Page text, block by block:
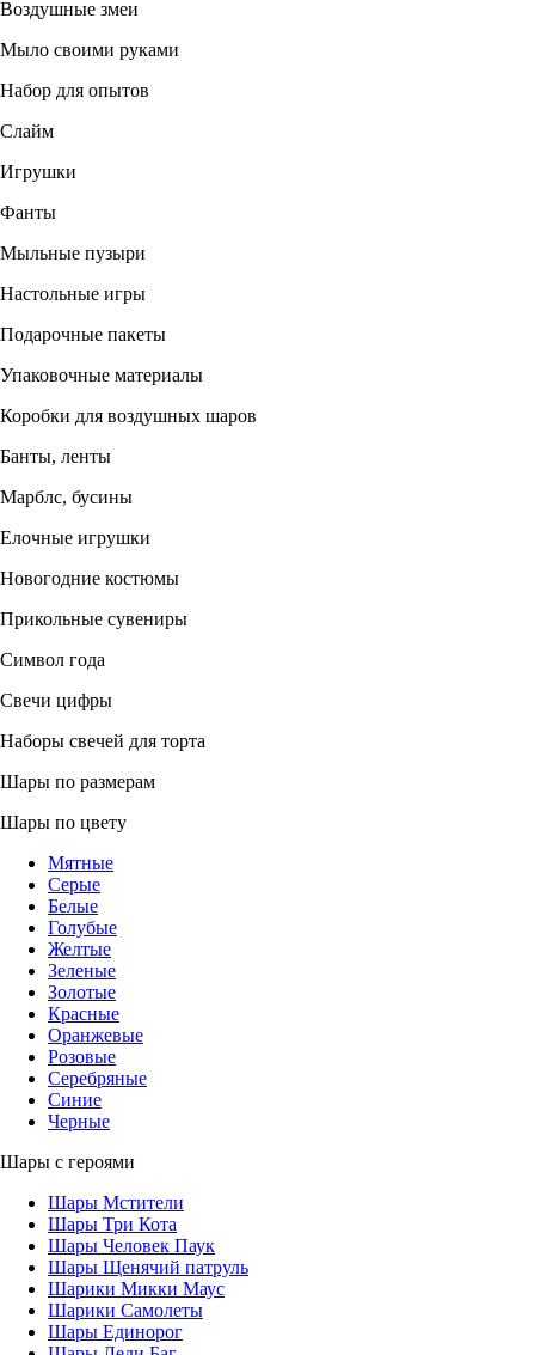
Воздушные змеи
Мыло своими руками
Набор для опытов
Слайм
Игрушки
Фанты
Мыльные пузыри
Настольные игры
Подарочные пакеты
Упаковочные материалы
Коробки для воздушных шаров
Банты, ленты
Марблс, бусины
Елочные игрушки
Новогодние костюмы
Прикольные сувениры
Символ года
Свечи цифры
Наборы свечей для торта
Шары по размерам
Шары по цвету
Мятные
Серые
Белые
Голубые
Желтые
Зеленые
Золотые
Красные
Оранжевые
Розовые
Серебряные
Синие
Черные
Шары с героями
Шары Мстители
Шары Три Кота
Шары Человек Паук
Шары Щенячий патруль
Шарики Микки Маус
Шарики Самолеты
Шары Единорог